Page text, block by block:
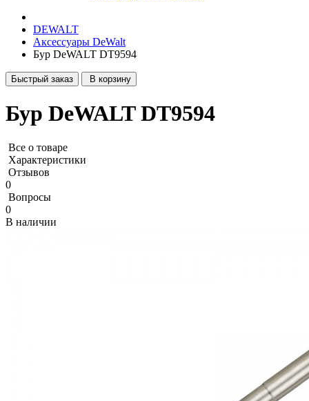
DEWALT
Аксессуары DeWalt
Бур DeWALT DT9594
Быстрый заказ В корзину
Бур DeWALT DT9594
Все о товаре
Характеристики
Отзывов
0
Вопросы
0
В наличии